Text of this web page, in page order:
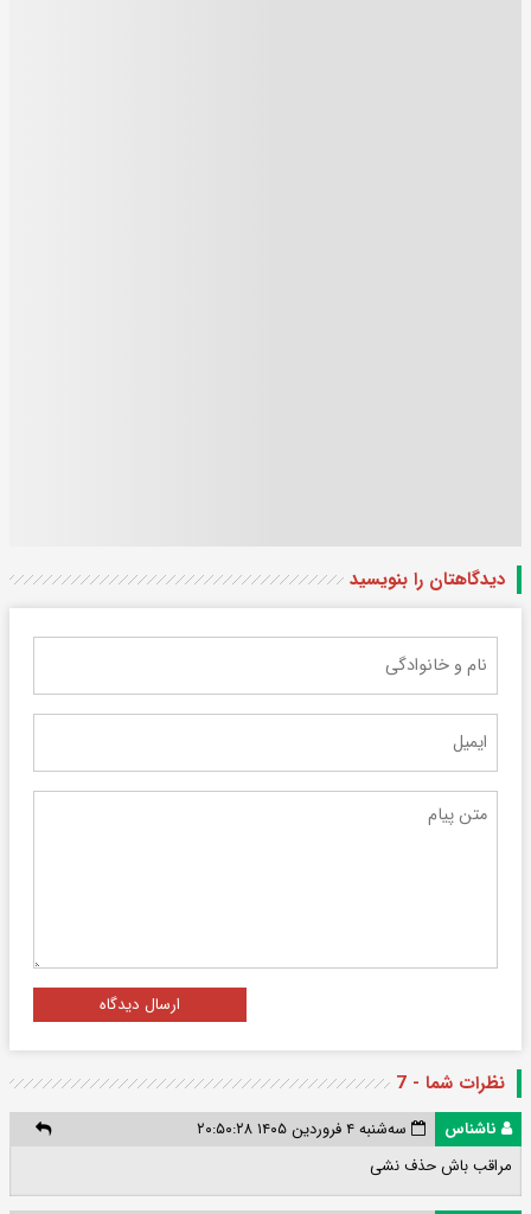
دیدگاهتان را بنویسید
ارسال دیدگاه
نظرات شما - 7
ناشناس
سه‌شنبه ۴ فروردین ۱۴۰۵ ۲۰:۵۰:۲۸
مراقب باش حذف نشی